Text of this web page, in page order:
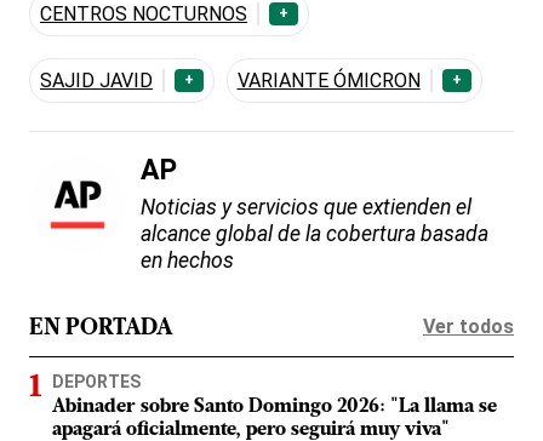
CENTROS NOCTURNOS +
SAJID JAVID + VARIANTE ÓMICRON +
AP
Noticias y servicios que extienden el
alcance global de la cobertura basada
en hechos
EN PORTADA Ver todos
DEPORTES
Abinader sobre Santo Domingo 2026: "La llama se
apagará oficialmente, pero seguirá muy viva"